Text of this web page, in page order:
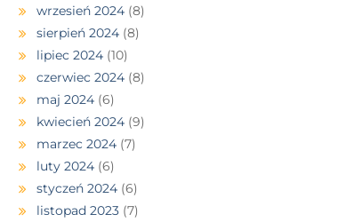
wrzesień 2024(8)
sierpień 2024(8)
lipiec 2024(10)
czerwiec 2024(8)
maj 2024(6)
kwiecień 2024(9)
marzec 2024(7)
luty 2024(6)
styczeń 2024(6)
listopad 2023(7)